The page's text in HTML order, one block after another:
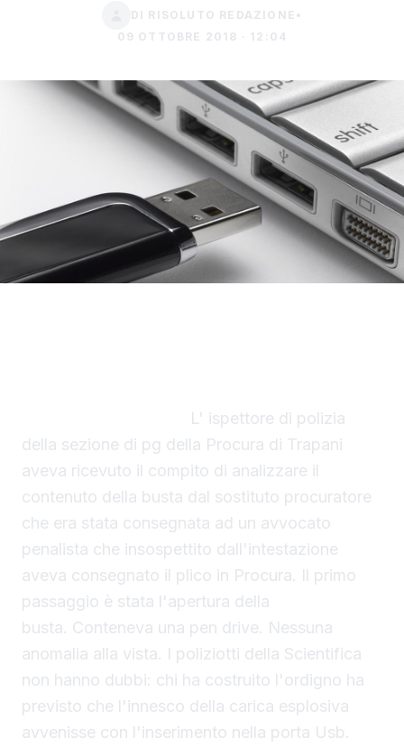
DI RISOLUTO REDAZIONE •
09 OTTOBRE 2018 · 12:04
L' ispettore di polizia
della sezione di pg della Procura di Trapani
aveva ricevuto il compito di analizzare il
contenuto della busta dal sostituto procuratore
che era stata consegnata ad un avvocato
penalista che insospettito dall'intestazione
aveva consegnato il plico in Procura. Il primo
passaggio è stata l'apertura della
busta. Conteneva una pen drive. Nessuna
anomalia alla vista. I poliziotti della Scientifica
non hanno dubbi: chi ha costruito l'ordigno ha
previsto che l'innesco della carica esplosiva
avvenisse con l'inserimento nella porta Usb.